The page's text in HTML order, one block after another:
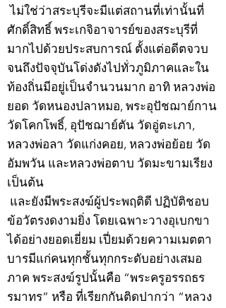
ไม่ใช่ว่าสระบุรีจะมีแต่สถานที่เท่านั้นที่
ศักดิ์สิทธิ์ พระเกจิอาจารย์ของสระบุรีที่
มากไปด้วยประสบการณ์ ตั้งแต่อดีตจวบ
จนถึงปัจจุบันโด่งดังไปทั่วภูมิภาคและใน
ท้องถิ่นมีอยู่เป็นจำนวนมาก อาทิ หลวงพ่อ
ยอด วัดหนองปลาหมอ, พระอุปัชฌาย์กาน
วัดโคกโพธิ์, อุปัชฌาย์ตัน วัดอู่ตะเภา,
หลวงพ่อลา วัดแก่งคอย, หลวงพ่อย้อย วัด
อัมพวัน และหลวงพ่อตาบ วัดมะขามเรียง
เป็นต้น
และยังมีพระสงฆ์ผู้ประพฤติดี ปฏิบัติชอบ
ข้อวัตรงดงามยิ่ง โดยเฉพาะวางอุเบกขา
ได้อย่างยอดเยี่ยม เปี่ยมด้วยความเมตตา
บารมีแก่คนทุกชั้นทุกกระดับอย่างเสมอ
ภาค พระสงฆ์รูปนั้นคือ “พระครูอรรถธร
รมาทร” หรือ ที่เรียกกันติดปากว่า “หลวง